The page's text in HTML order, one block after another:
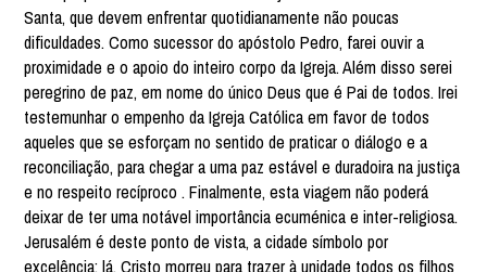
Santa, que devem enfrentar quotidianamente não poucas
dificuldades. Como sucessor do apóstolo Pedro, farei ouvir a
proximidade e o apoio do inteiro corpo da Igreja. Além disso serei
peregrino de paz, em nome do único Deus que é Pai de todos. Irei
testemunhar o empenho da Igreja Católica em favor de todos
aqueles que se esforçam no sentido de praticar o diálogo e a
reconciliação, para chegar a uma paz estável e duradoira na justiça
e no respeito recíproco . Finalmente, esta viagem não poderá
deixar de ter uma notável importância ecuménica e inter-religiosa.
Jerusalém é deste ponto de vista, a cidade símbolo por
excelência: lá, Cristo morreu para trazer à unidade todos os filhos